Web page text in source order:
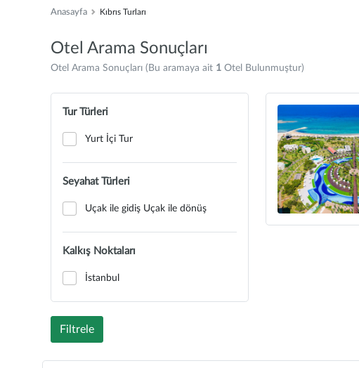
Anasayfa Kıbrıs Turları
Otel Arama Sonuçları
Otel Arama Sonuçları (Bu aramaya ait 1 Otel Bulunmuştur)
Tur Türleri
Yurt İçi Tur
Seyahat Türleri
Uçak ile gidiş Uçak ile dönüş
Kalkış Noktaları
İstanbul
Filtrele